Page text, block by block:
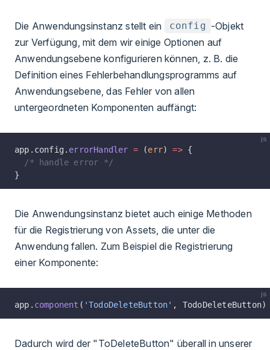
Die Anwendungsinstanz stellt ein config -Objekt
zur Verfügung, mit dem wir einige Optionen auf
Anwendungsebene konfigurieren können, z. B. die
Definition eines Fehlerbehandlungsprogramms auf
Anwendungsebene, das Fehler von allen
untergeordneten Komponenten auffängt:
js
app.config. errorHandler = (err) => {
  /* handle error */
}
Die Anwendungsinstanz bietet auch einige Methoden
für die Registrierung von Assets, die unter die
Anwendung fallen. Zum Beispiel die Registrierung
einer Komponente:
js
app. component ( 'TodoDeleteButton' , TodoDeleteButton)
Dadurch wird der "ToDeleteButton" überall in unserer